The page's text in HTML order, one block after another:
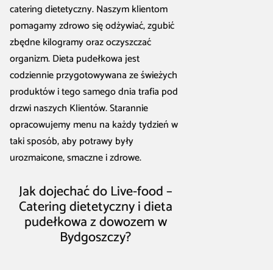
catering dietetyczny. Naszym klientom
pomagamy zdrowo się odżywiać, zgubić
zbędne kilogramy oraz oczyszczać
organizm. Dieta pudełkowa jest
codziennie przygotowywana ze świeżych
produktów i tego samego dnia trafia pod
drzwi naszych Klientów. Starannie
opracowujemy menu na każdy tydzień w
taki sposób, aby potrawy były
urozmaicone, smaczne i zdrowe.
Jak dojechać do Live-food –
Catering dietetyczny i dieta
pudełkowa z dowozem w
Bydgoszczy?